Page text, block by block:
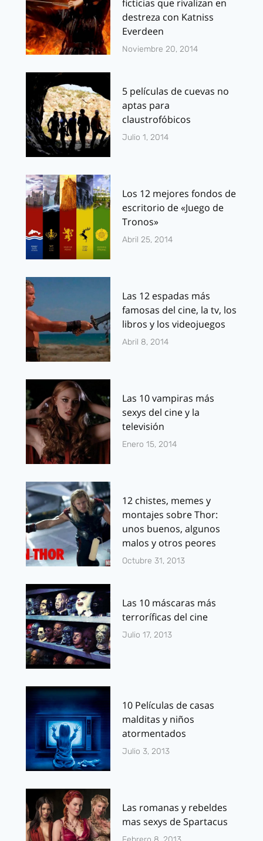
ficticias que rivalizan en
destreza con Katniss
Everdeen
Noviembre 20, 2014
5 películas de cuevas no
aptas para
claustrofóbicos
Julio 1, 2014
Los 12 mejores fondos de
escritorio de «Juego de
Tronos»
Abril 25, 2014
Las 12 espadas más
famosas del cine, la tv, los
libros y los videojuegos
Abril 8, 2014
Las 10 vampiras más
sexys del cine y la
televisión
Enero 15, 2014
12 chistes, memes y
montajes sobre Thor:
unos buenos, algunos
malos y otros peores
Octubre 31, 2013
Las 10 máscaras más
terroríficas del cine
Julio 17, 2013
10 Películas de casas
malditas y niños
atormentados
Julio 3, 2013
Las romanas y rebeldes
mas sexys de Spartacus